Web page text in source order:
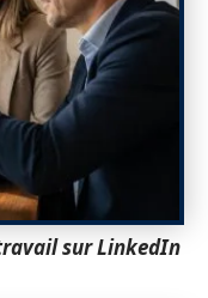
sur LinkedIn